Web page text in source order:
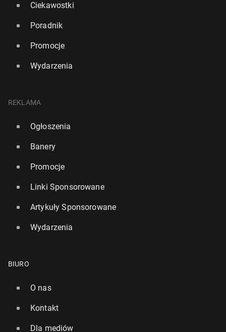
Ciekawostki
Poradnik
Promocje
Wydarzenia
REKLAMA
Ogłoszenia
Banery
Promocje
Linki Sponsorowane
Artykuły Sponsorowane
Wydarzenia
BIURO
O nas
Kontakt
Dla mediów